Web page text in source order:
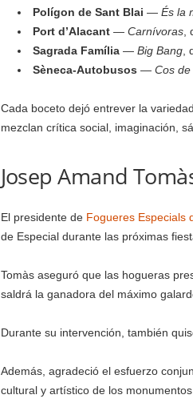
Polígon de Sant Blai — És la
Port d’Alacant— Carnívoras,
Sagrada Família— Big Bang,
Sèneca-Autobusos — Cos de
Cada boceto dejó entrever la
mezclan crítica social, imaginación,
Josep Amand
El presidente de Fogueres Especials
de Especial durante las próximas
Tomàs aseguró que las hogueras
saldrá la ganadora del máximo
Durante su intervención, también
Además, agradeció el esfuerzo
cultural y artístico de los monumentos.